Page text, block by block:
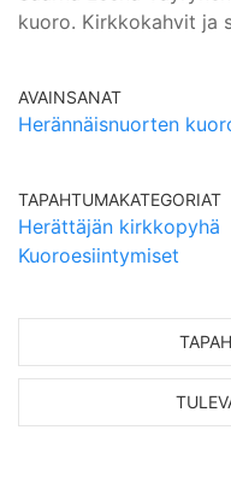
kuoro. Kirkkokahvit ja
AVAINSANAT
Herännäisnuorten
TAPAHTUMAKATEGORIAT
Herättäjän kirkkopyhä
Kuoroesiintymiset